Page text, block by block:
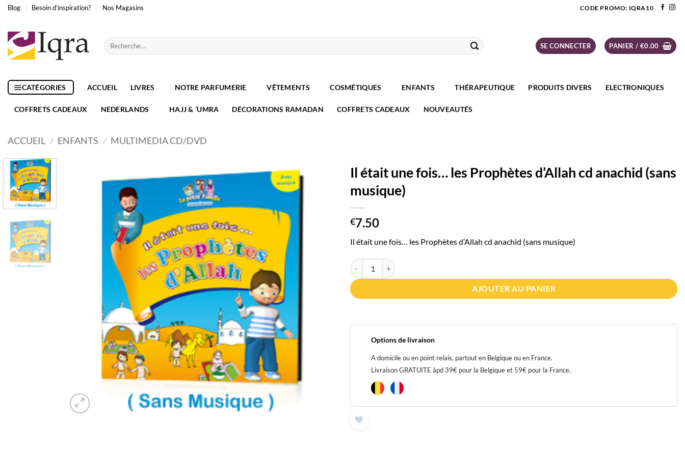
Passer
contenu
Blog Besoin d’inspiration? Nos Magasins CODE PROMO: IQRA10
Recherche
pour :
SE CONNECTER PANIER / €0.00
CATÉGORIES ACCUEIL LIVRES NOTRE PARFUMERIE VÊTEMENTS COSMÉTIQUES ENFANTS THÉRAPEUTIQUE PRODUITS DIVERS ELECTRONIQUES
COFFRETS CADEAUX NEDERLANDS HAJJ & ‘UMRA DÉCORATIONS RAMADAN COFFRETS CADEAUX NOUVEAUTÉS
ACCUEIL / ENFANTS / MULTIMEDIA CD/DVD
Il était une fois… les Prophètes d’Allah cd anachid (sans
musique)
€7.50
Il était une fois… les Prophètes d’Allah cd anachid (sans musique)
quantité de Il était une fois... les Prophètes d'Allah cd anachid (sans musique)
AJOUTER AU PANIER
Options de livraison
A domicile ou en point relais, partout en Belgique ou en France.
Livraison GRATUITE àpd 39€ pour la Belgique et 59€ pour la France.